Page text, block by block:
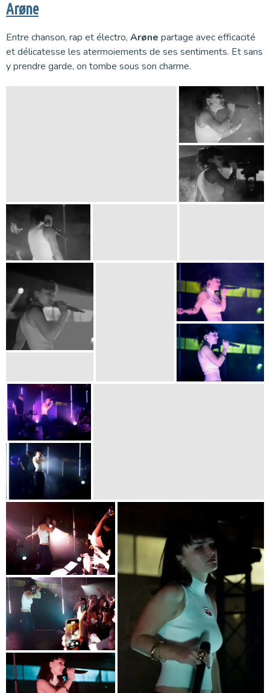
Arøne
Entre chanson, rap et électro, Arøne partage avec efficacité
et délicatesse les atermoiements de ses sentiments. Et sans
y prendre garde, on tombe sous son charme.